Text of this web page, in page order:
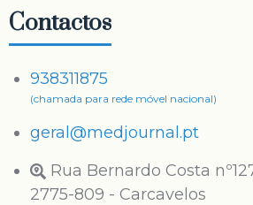
Contactos
938311875
(chamada para rede móvel nacional)
geral@medjournal.pt
Rua Bernardo Costa
2775-809 - Carcavelos